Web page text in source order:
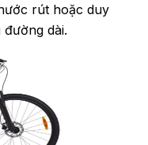
rút hoặc duy
dài.